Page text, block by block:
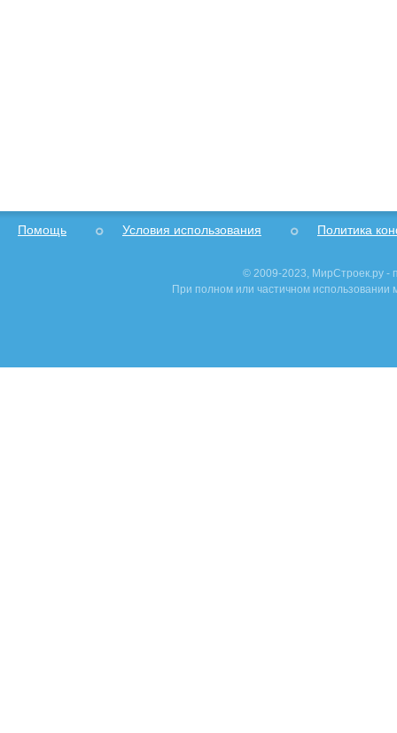
Помощь Условия использования Политика
© 2009-2023, МирСтроек.ру -
При полном или частичном использовании